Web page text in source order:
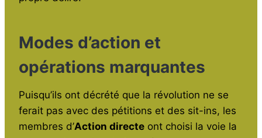
Modes d’action et
opérations marquantes
Puisqu’ils ont décrété que la révolution ne se
ferait pas avec des pétitions et des sit-ins, les
membres d’Action directe ont choisi la voie la